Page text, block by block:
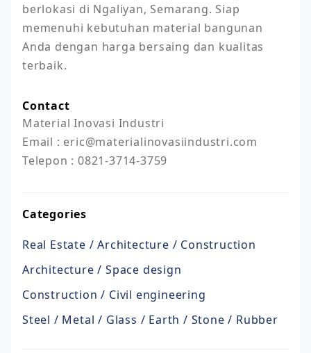
berlokasi di Ngaliyan, Semarang. Siap
memenuhi kebutuhan material bangunan
Anda dengan harga bersaing dan kualitas
terbaik.
Contact
Material Inovasi Industri
Email : eric@materialinovasiindustri.com
Telepon : 0821-3714-3759
Categories
Real Estate / Architecture / Construction
Architecture / Space design
Construction / Civil engineering
Steel / Metal / Glass / Earth / Stone / Rubber